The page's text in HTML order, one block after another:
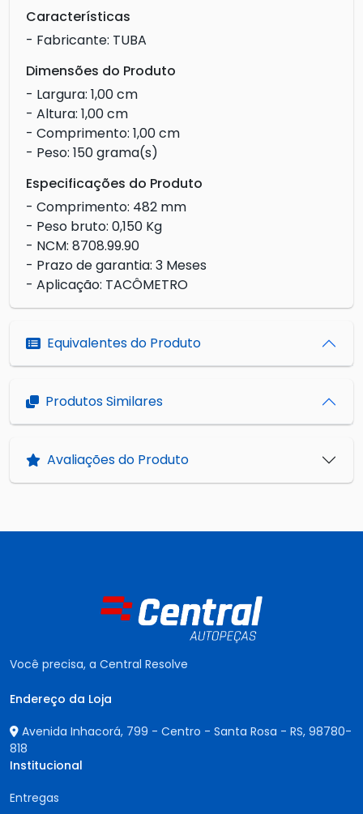
Características
- Fabricante: TUBA
Dimensões do Produto
- Largura: 1,00 cm
- Altura: 1,00 cm
- Comprimento: 1,00 cm
- Peso: 150 grama(s)
Especificações do Produto
- Comprimento: 482 mm
- Peso bruto: 0,150 Kg
- NCM: 8708.99.90
- Prazo de garantia: 3 Meses
- Aplicação: TACÔMETRO
Equivalentes do Produto
Produtos Similares
Avaliações do Produto
Você precisa, a Central Resolve
Endereço da Loja
Avenida Inhacorá, 799 - Centro - Santa Rosa - RS, 98780-
818
Institucional
Entregas